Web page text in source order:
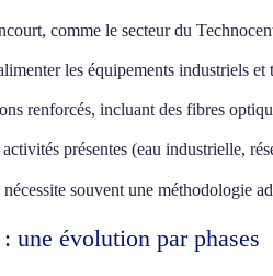
comme le secteur du
les équipements industriels et
renforcés, incluant des fibres
présentes (eau industrielle,
souvent une méthodologie
une évolution par phases